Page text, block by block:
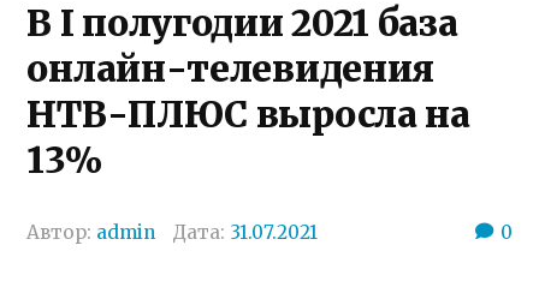
В I полугодии 2021 база
онлайн-телевидения
НТВ-ПЛЮС выросла на
13%
Автор: admin Дата: 31.07.2021 0